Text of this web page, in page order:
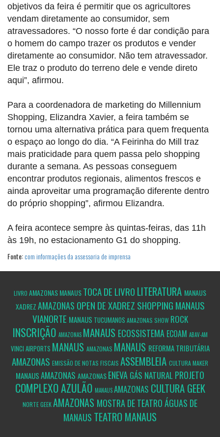
objetivos da feira é permitir que os agricultores
vendam diretamente ao consumidor, sem
atravessadores. “O nosso forte é dar condição para
o homem do campo trazer os produtos e vender
diretamente ao consumidor. Não tem atravessador.
Ele traz o produto do terreno dele e vende direto
aqui”, afirmou.
Para a coordenadora de marketing do Millennium
Shopping, Elizandra Xavier, a feira também se
tornou uma alternativa prática para quem frequenta
o espaço ao longo do dia. “A Feirinha do Mill traz
mais praticidade para quem passa pelo shopping
durante a semana. As pessoas conseguem
encontrar produtos regionais, alimentos frescos e
ainda aproveitar uma programação diferente dentro
do próprio shopping”, afirmou Elizandra.
A feira acontece sempre às quintas-feiras, das 11h
às 19h, no estacionamento G1 do shopping.
Fonte:com informações da assessoria de imprensa
LIVRO AMAZONASMANAUSTOCA DE LIVRO LITERATURA MANAUS
XADREZAMAZONAS OPEN DE XADREZ SHOPPING MANAUS
VIANORTE MANAUS TUCUMANOS AMAZONAS SHOW ROCK
INSCRIÇÃO AMAZONAS MANAUS ECOSSISTEMA ECOAM ABAV-AM
VINCI AIRPORTS MANAUS AMAZONAS MANAUS REFORMA TRIBUTÁRIA
AMAZONAS EMISSÃO DE NOTAS FISCAIS ASSEMBLEIA CULTURA MAKER
MANAUSAMAZONAS AMAZONASENEVA GÁS NATURAL PROJETO
COMPLEXO AZULÃO MANAUSAMAZONAS CULTURA GEEK
NORTE GEEKAMAZONAS MOSTRA DE TEATRO ÁGUAS DE
MANAUS TEATRO MANAUS